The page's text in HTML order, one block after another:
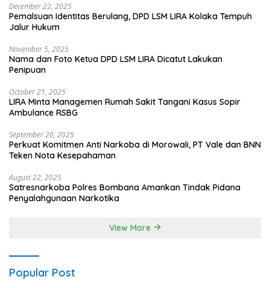
December 22, 2025
Pemalsuan Identitas Berulang, DPD LSM LIRA Kolaka Tempuh
Jalur Hukum
November 5, 2025
Nama dan Foto Ketua DPD LSM LIRA Dicatut Lakukan
Penipuan
October 21, 2025
LIRA Minta Managemen Rumah Sakit Tangani Kasus Sopir
Ambulance RSBG
September 20, 2025
Perkuat Komitmen Anti Narkoba di Morowali, PT Vale dan BNN
Teken Nota Kesepahaman
August 22, 2025
Satresnarkoba Polres Bombana Amankan Tindak Pidana
Penyalahgunaan Narkotika
View More
Popular Post